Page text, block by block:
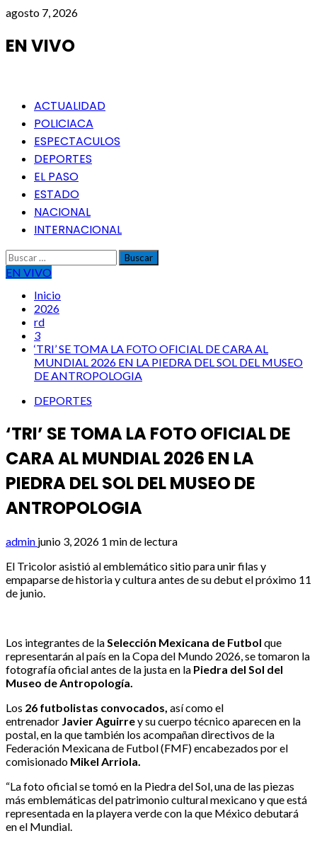
Saltar
contenido
agosto 7, 2026
EN VIVO
Menú
principal
ACTUALIDAD
POLICIACA
ESPECTACULOS
DEPORTES
EL PASO
ESTADO
NACIONAL
INTERNACIONAL
Buscar:
EN VIVO
Inicio
2026
rd
3
‘TRI’ SE TOMA LA FOTO OFICIAL DE CARA AL
MUNDIAL 2026 EN LA PIEDRA DEL SOL DEL MUSEO
DE ANTROPOLOGIA
DEPORTES
‘TRI’ SE TOMA LA FOTO OFICIAL DE
CARA AL MUNDIAL 2026 EN LA
PIEDRA DEL SOL DEL MUSEO DE
ANTROPOLOGIA
admin junio 3, 2026 1 min de lectura
El Tricolor asistió al emblemático sitio para unir filas y
empaparse de historia y cultura antes de su debut el próximo 11
de junio.
Los integrantes de la Selección Mexicana de Futbol que
representarán al país en la Copa del Mundo 2026, se tomaron la
fotografía oficial antes de la justa en la Piedra del Sol del
Museo de Antropología.
Los 26 futbolistas convocados, así como el
entrenador Javier Aguirrey su cuerpo técnico aparecen en la
postal, en la que también los acompañan directivos de la
Federación Mexicana de Futbol (FMF) encabezados por el
comisionado Mikel Arriola.
“La foto oficial se tomó en la Piedra del Sol, una de las piezas
más emblemáticas del patrimonio cultural mexicano y que está
representada en la playera verde con la que México debutará
en el Mundial.